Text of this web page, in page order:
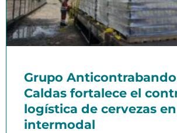
Grupo
Caldas fortalece el
logística de cervezas
intermodal